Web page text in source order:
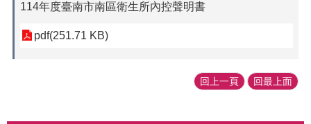
114年度臺南市南區衛生所內控聲明書
pdf(251.71 KB)
回上一頁 回最上面